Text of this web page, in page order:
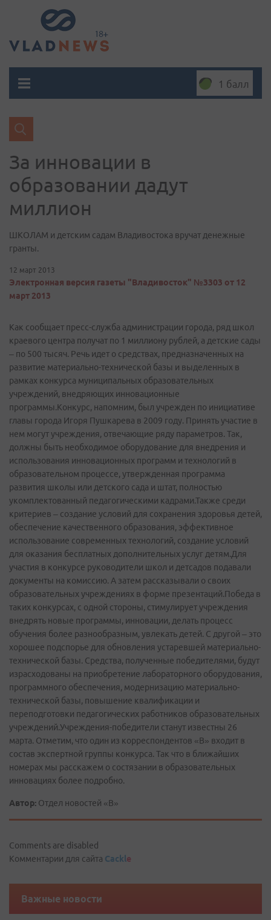
1 балл
За инновации в
образовании дадут
миллион
ШКОЛАМ и детским садам Владивостока вручат денежные
гранты.
12 март 2013
Электронная версия газеты "Владивосток" №3303 от 12
март 2013
Как сообщает пресс-­служба администрации города, ряд школ
краевого центра получат по 1 миллиону рублей, а детские сады
– по 500 тысяч. Речь идет о средствах, предназначенных на
развитие материально-­технической базы и выделенных в
рамках конкурса муниципальных образовательных
учреждений, внедряющих инновационные
программы.Конкурс, напомним, был учрежден по инициативе
главы города Игоря Пушкарева в 2009 году. Принять участие в
нем могут учреждения, отвечающие ряду параметров. Так,
должны быть необходимое оборудование для внедрения и
использования инновационных программ и технологий в
образовательном процессе, утвержденная программа
развития школы или детского сада и штат, полностью
укомплектованный педагогическими кадрами.Также среди
критериев – создание условий для сохранения здоровья детей,
обеспечение качественного образования, эффективное
использование современных технологий, создание условий
для оказания бесплатных дополнительных услуг детям.Для
участия в конкурсе руководители школ и детсадов подавали
документы на комиссию. А затем рассказывали о своих
образовательных учреждениях в форме презентаций.Победа в
таких конкурсах, с одной стороны, стимулирует учреждения
внедрять новые программы, инновации, делать процесс
обучения более разнообразным, увлекать детей. С другой – это
хорошее подспорье для обновления устаревшей материально­
технической базы. Средства, полученные победителями, будут
израсходованы на приобретение лабораторного оборудования,
программного обеспечения, модернизацию материально­-
технической базы, повышение квалификации и
переподготовки педагогических работников образовательных
учреждений.Учреждения-победители станут известны 26
марта. Отметим, что один из корреспондентов «В» входит в
состав экспертной группы конкурса. Так что в ближайших
номерах мы расскажем о состязании в образовательных
инновациях более подробно.
Автор: Отдел новостей «В»
Comments are disabled
Комментарии для сайта Cackle
Важные новости